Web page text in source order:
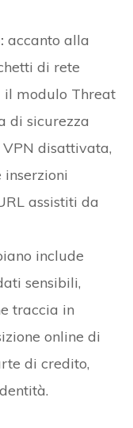
accanto alla
di rete
il modulo Threat
di sicurezza
disattivata,
inserzioni
assistiti da
include
sensibili,
traccia in
online di
di credito,